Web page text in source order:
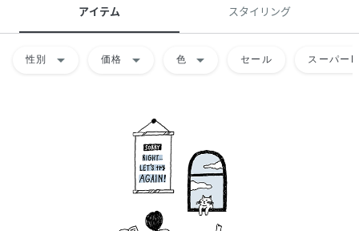
アイテム スタイリング
性別 arrow_drop_down 価格 arrow_drop_down 色 arrow_drop_down セール スーパー